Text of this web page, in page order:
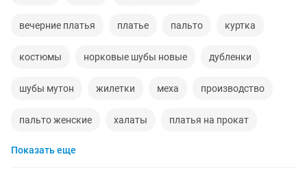
вечерние платья платье пальто куртка
костюмы норковые шубы новые дубленки
шубы мутон жилетки меха производство
пальто женские халаты платья на прокат
брюки женская
Показать еще